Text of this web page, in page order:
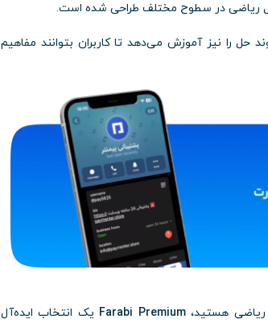
ریاضی در سطوح مختلف طراحی شده است.
حل را نیز آموزش می‌دهد تا کاربران بتوانند مفاهیم
ریاضی هستید،Farabi Premium یک انتخاب ایده‌آل